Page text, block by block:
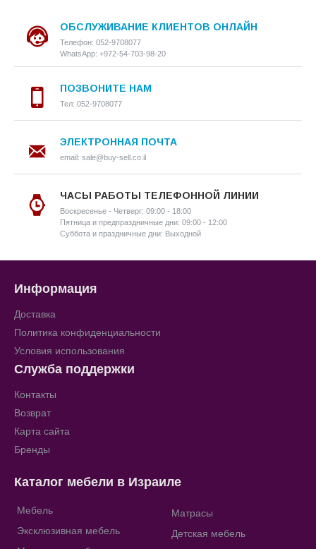
ОБСЛУЖИВАНИЕ КЛИЕНТОВ ОНЛАЙН
Телефон: 052-9708077
WhatsApp: +972-54-703-98-20
ПОЗВОНИТЕ НАМ
Тел: 052-9708077
ЭЛЕКТРОННАЯ ПОЧТА
email: sale@buy-sell.co.il
ЧАСЫ РАБОТЫ ТЕЛЕФОННОЙ ЛИНИИ
Воскресенье - Четверг: 09:00 - 18:00
Пятница и предпраздничные дни: 09:00 - 12:00
Суббота и праздничные дни: Выходной
Информация
Доставка
Политика конфиденциальности
Условия использования
Служба поддержки
Контакты
Возврат
Карта сайта
Бренды
Каталог мебели в Израиле
Мебель
Эксклюзивная мебель
Матрасы
Детская мебель